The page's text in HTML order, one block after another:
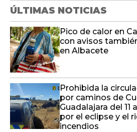
ÚLTIMAS NOTICIAS
Pico de calor en
con avisos
en Albacete
Prohibida la
por caminos de
Guadalajara del 11
por el eclipse y el
incendios